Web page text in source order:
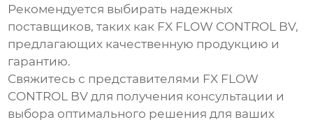
Рекомендуется выбирать надежных
поставщиков, таких как FX FLOW CONTROL BV,
предлагающих качественную продукцию и
гарантию.
Свяжитесь с представителями FX FLOW
CONTROL BV для получения консультации и
выбора оптимального решения для ваших